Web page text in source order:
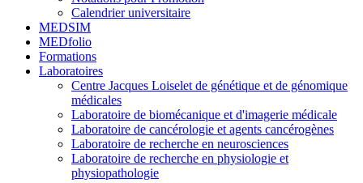
Calendrier universitaire
MEDSIM
MEDfolio
Formations
Laboratoires
Centre Jacques Loiselet de génétique et de génomique
médicales
Laboratoire de biomécanique et d'imagerie médicale
Laboratoire de cancérologie et agents cancérogènes
Laboratoire de recherche en neurosciences
Laboratoire de recherche en physiologie et
physiopathologie